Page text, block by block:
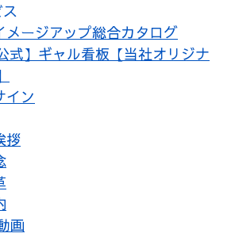
メージアップ総合カタログ
式】ギャル看板【当社オリジナ
イン
拶
画